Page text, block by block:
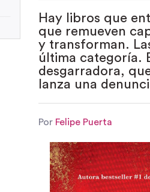
Hay libros que
que remueven
y transforman.
última categoría.
desgarradora,
lanza una
Por Felipe Puerta